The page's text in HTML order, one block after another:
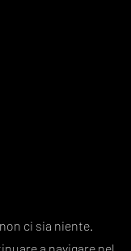
ci sia niente.